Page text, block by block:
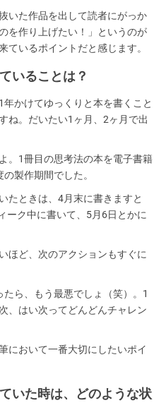
いた作品を出して読者にがっか
を作り上げたい！」というのが
ているポイントだと感じます。
いることは？
かけてゆっくりと本を書くこと
ね。だいたい1ヶ月、2ヶ月で出
。1冊目の思考法の本を電子書籍
製作期間でした。
たときは、4月末に書きますと
ーク中に書いて、5月6日とかに
ほど、次のアクションもすぐに
ら、もう最悪でしょ（笑）。1
、はい次ってどんどんチャレン
において一番大切にしたいポイ
いた時は、どのような状